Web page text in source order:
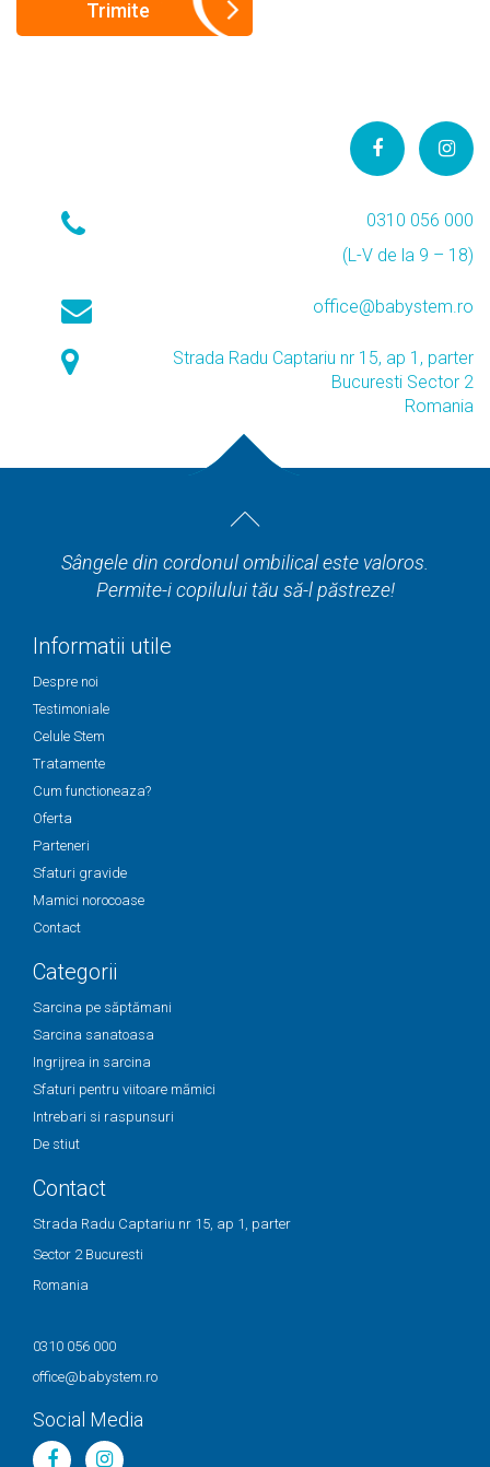
0310 056 000
(L-V de la 9 – 18)
office@babystem.ro
Strada Radu Captariu nr 15, ap 1, parter
Bucuresti Sector 2
Romania
Sângele din cordonul ombilical este valoros.
Permite-i copilului tău să-l păstreze!
Informatii utile
Despre noi
Testimoniale
Celule Stem
Tratamente
Cum functioneaza?
Oferta
Parteneri
Sfaturi gravide
Mamici norocoase
Contact
Categorii
Sarcina pe săptămani
Sarcina sanatoasa
Ingrijrea in sarcina
Sfaturi pentru viitoare mămici
Intrebari si raspunsuri
De stiut
Contact
Strada Radu Captariu nr 15, ap 1, parter
Sector 2 Bucuresti
Romania
0310 056 000
office@babystem.ro
Social Media